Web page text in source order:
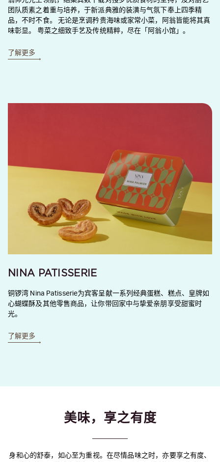
团队质素之着重与培养，于新派典雅的装潢与气氛下奉上四季精
品，不时不食。 无论是烹调矜贵海味或家常小菜，阿翁皆能将其真
味彰显。 粤菜之细致手艺及传统精粹，尽在「阿翁小馆」。
了解更多
NINA PATISSERIE
铜锣湾 Nina Patisserie为宾客呈献一系列经典蛋糕、糕点、皇牌如
心蝴蝶酥及其他零售商品，让你带回家中与挚爱亲朋享受甜蜜时
光。
了解更多
美味，享之有度
身和心的舒泰，如心至为重视。在尽情品味之时，亦要享之有度、